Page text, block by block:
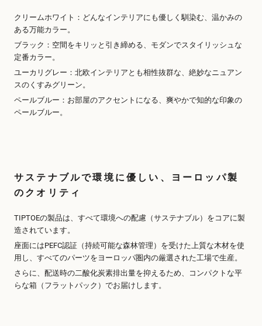
クリームホワイト：どんなインテリアにも優しく馴染む、温かみの
ある万能カラー。
ブラック：空間をキリッと引き締める、モダンでスタイリッシュな
定番カラー。
ユーカリグレー：北欧インテリアとも相性抜群な、絶妙なニュアン
スのくすみグリーン。
ペールブルー：お部屋のアクセントになる、爽やかで知的な印象の
ペールブルー。
サステナブルで環境に優しい、ヨーロッパ製
のクオリティ
TIPTOEの製品は、すべて環境への配慮（サステナブル）をコアに製
造されています。
座面にはPEFC認証（持続可能な森林管理）を受けた上質な木材を使
用し、すべてのパーツをヨーロッパ圏内の厳選された工場で生産。
さらに、配送時の二酸化炭素排出量を抑えるため、コンパクトな平
らな箱（フラットパック）でお届けします。